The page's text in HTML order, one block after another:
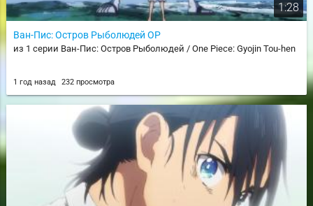
1:28
Ван-Пис: Остров Рыболюдей OP
из 1 серии Ван-Пис: Остров Рыболюдей / One Piece: Gyojin Tou-hen
1 год назад 232 просмотра